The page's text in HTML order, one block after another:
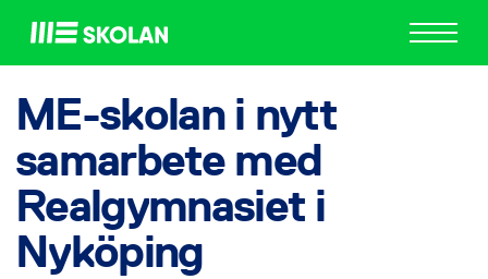
ME
Skolan
ME-skolan i nytt
samarbete med
Realgymnasiet i
Nyköping